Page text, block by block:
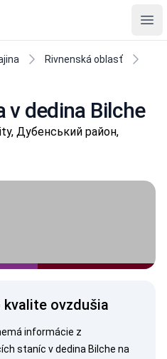
Rivnenská oblasť
v dedina Bilche
Дубенський район,
ovzdušia
informácie z
staníc v dedina Bilche na